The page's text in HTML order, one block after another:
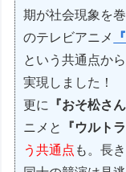
期が社会現象を
のテレビアニメ
という共通点か
実現しました！
更に
『おそ松さ
ニメと
『ウルト
う共通点 も。長